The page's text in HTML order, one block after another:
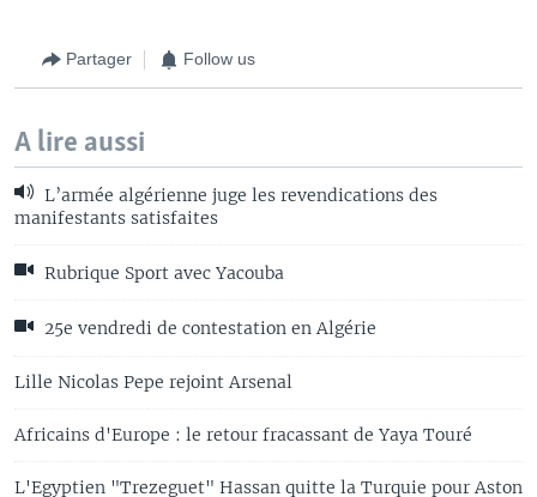
Partager Follow us
A lire aussi
L’armée algérienne juge les revendications des
manifestants satisfaites
Rubrique Sport avec Yacouba
25e vendredi de contestation en Algérie
Lille Nicolas Pepe rejoint Arsenal
Africains d'Europe : le retour fracassant de Yaya Touré
L'Egyptien "Trezeguet" Hassan quitte la Turquie pour Aston